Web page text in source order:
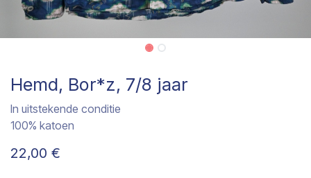
Hemd, Bor*z, 7/8 jaar
In uitstekende conditie
100% katoen
22,00 €